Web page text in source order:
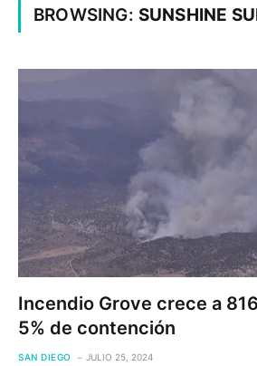
BROWSING: SUNSHINE
Incendio Grove crece a
5% de contención
SAN DIEGO JULIO 25, 2024